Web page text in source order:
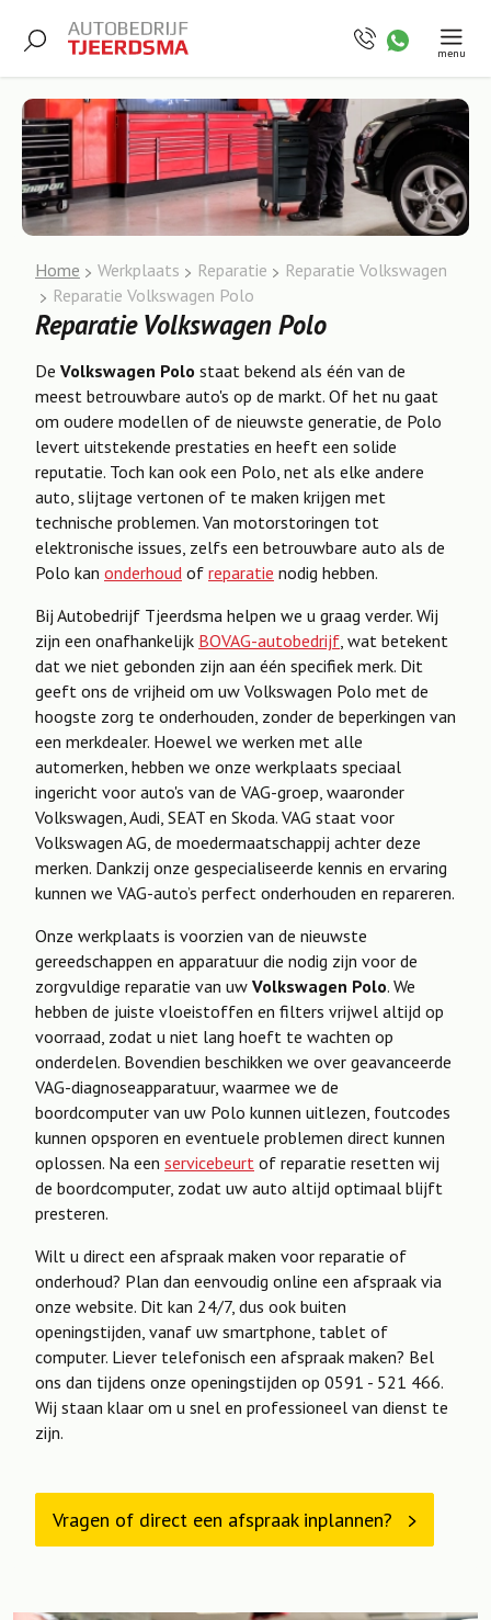
menu
Home Werkplaats Reparatie
Reparatie Volkswagen
Reparatie Volkswagen Polo
Reparatie Volkswagen Polo
De Volkswagen Polo staat bekend als één van de
meest betrouwbare auto's op de markt. Of het nu gaat
om oudere modellen of de nieuwste generatie, de Polo
levert uitstekende prestaties en heeft een solide
reputatie. Toch kan ook een Polo, net als elke andere
auto, slijtage vertonen of te maken krijgen met
technische problemen. Van motorstoringen tot
elektronische issues, zelfs een betrouwbare auto als de
Polo kan onderhoud of reparatie nodig hebben.
Bij Autobedrijf Tjeerdsma helpen we u graag verder. Wij
zijn een onafhankelijk BOVAG-autobedrijf, wat betekent
dat we niet gebonden zijn aan één specifiek merk. Dit
geeft ons de vrijheid om uw Volkswagen Polo met de
hoogste zorg te onderhouden, zonder de beperkingen van
een merkdealer. Hoewel we werken met alle
automerken, hebben we onze werkplaats speciaal
ingericht voor auto's van de VAG-groep, waaronder
Volkswagen, Audi, SEAT en Skoda. VAG staat voor
Volkswagen AG, de moedermaatschappij achter deze
merken. Dankzij onze gespecialiseerde kennis en ervaring
kunnen we VAG-auto’s perfect onderhouden en repareren.
Onze werkplaats is voorzien van de nieuwste
gereedschappen en apparatuur die nodig zijn voor de
zorgvuldige reparatie van uw Volkswagen Polo. We
hebben de juiste vloeistoffen en filters vrijwel altijd op
voorraad, zodat u niet lang hoeft te wachten op
onderdelen. Bovendien beschikken we over geavanceerde
VAG-diagnoseapparatuur, waarmee we de
boordcomputer van uw Polo kunnen uitlezen, foutcodes
kunnen opsporen en eventuele problemen direct kunnen
oplossen. Na een servicebeurt of reparatie resetten wij
de boordcomputer, zodat uw auto altijd optimaal blijft
presteren.
Wilt u direct een afspraak maken voor reparatie of
onderhoud? Plan dan eenvoudig online een afspraak via
onze website. Dit kan 24/7, dus ook buiten
openingstijden, vanaf uw smartphone, tablet of
computer. Liever telefonisch een afspraak maken? Bel
ons dan tijdens onze openingstijden op 0591 - 521 466.
Wij staan klaar om u snel en professioneel van dienst te
zijn.
Vragen of direct een afspraak inplannen?